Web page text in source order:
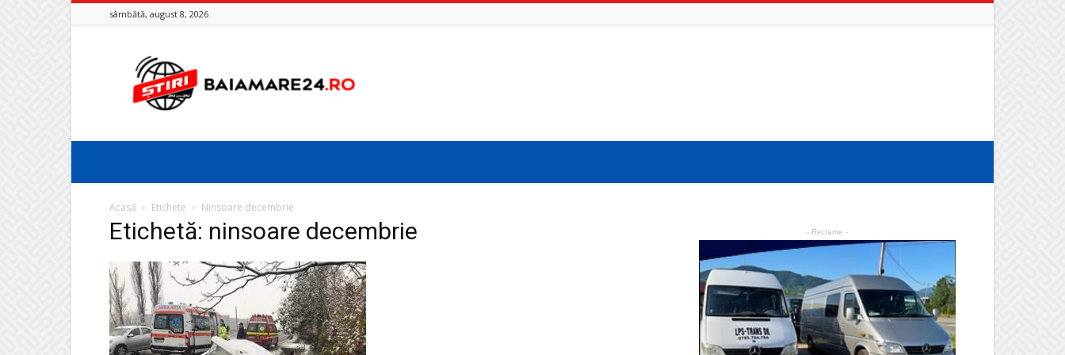
sâmbătă, august 8, 2026
Baia
Mare
24
Acasă Etichete Ninsoare decembrie
Etichetă: ninsoare decembrie - Reclame -